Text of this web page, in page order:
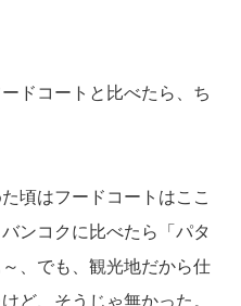
ドコートと比べたら、ち
頃はフードコートはここ
ンコクに比べたら「パタ
、でも、観光地だから仕
ど、そうじゃ無かった。